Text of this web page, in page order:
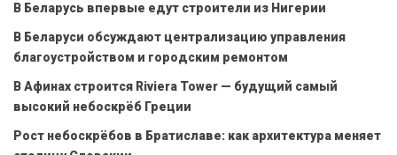
В Беларусь впервые едут строители из Нигерии
В Беларуси обсуждают централизацию управления
благоустройством и городским ремонтом
В Афинах строится Riviera Tower — будущий самый
высокий небоскрёб Греции
Рост небоскрёбов в Братиславе: как архитектура меняет